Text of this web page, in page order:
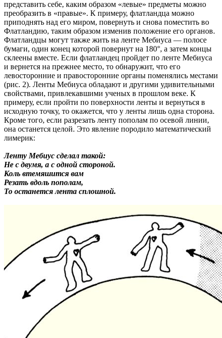
представить себе, каким образом «левые» предметы можно
преобразить в «правые». К примеру, флатландца можно
приподнять над его миром, повернуть и снова поместить во
Флатландию, таким образом изменив положение его органов.
Флатландцы могут также жить на ленте Мебиуса — полосе
бумаги, один конец которой повернут на 180°, а затем концы
склеены вместе. Если флатландец пройдет по ленте Мебиуса
и вернется на прежнее место, то обнаружит, что его
левосторонние и правосторонние органы поменялись местами
(рис. 2). Ленты Мебиуса обладают и другими удивительными
свойствами, привлекавшими ученых в прошлом веке. К
примеру, если пройти по поверхности ленты и вернуться в
исходную точку, то окажется, что у ленты лишь одна сторона.
Кроме того, если разрезать ленту пополам по осевой линии,
она останется целой. Это явление породило математический
лимерик:
Ленту Мебиус сделал такой:
Не с двумя, а с одной стороной.
Коль втемяшится вам
Резать вдоль пополам,
То останется лента сплошной.